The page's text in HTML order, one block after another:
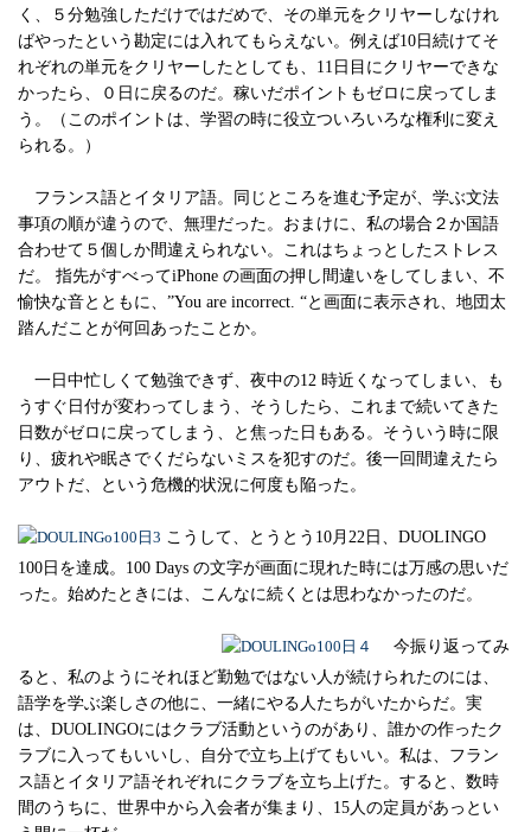
く、５分勉強しただけではだめで、その単元をクリヤーしなけれ
ばやったという勘定には入れてもらえない。例えば10日続けてそ
れぞれの単元をクリヤーしたとしても、11日目にクリヤーできな
かったら、０日に戻るのだ。稼いだポイントもゼロに戻ってしま
う。（このポイントは、学習の時に役立ついろいろな権利に変え
られる。）
フランス語とイタリア語。同じところを進む予定が、学ぶ文法
事項の順が違うので、無理だった。おまけに、私の場合２か国語
合わせて５個しか間違えられない。これはちょっとしたストレス
だ。 指先がすべってiPhone の画面の押し間違いをしてしまい、不
愉快な音とともに、”You are incorrect. “と画面に表示され、地団太
踏んだことが何回あったことか。
一日中忙しくて勉強できず、夜中の12 時近くなってしまい、も
うすぐ日付が変わってしまう、そうしたら、これまで続いてきた
日数がゼロに戻ってしまう、と焦った日もある。そういう時に限
り、疲れや眠さでくだらないミスを犯すのだ。後一回間違えたら
アウトだ、という危機的状況に何度も陥った。
こうして、とうとう10月22日、DUOLINGO
100日を達成。100 Days の文字が画面に現れた時には万感の思いだ
った。始めたときには、こんなに続くとは思わなかったのだ。
今振り返ってみ
ると、私のようにそれほど勤勉ではない人が続けられたのには、
語学を学ぶ楽しさの他に、一緒にやる人たちがいたからだ。実
は、DUOLINGOにはクラブ活動というのがあり、誰かの作ったク
ラブに入ってもいいし、自分で立ち上げてもいい。私は、フラン
ス語とイタリア語それぞれにクラブを立ち上げた。すると、数時
間のうちに、世界中から入会者が集まり、15人の定員があっとい